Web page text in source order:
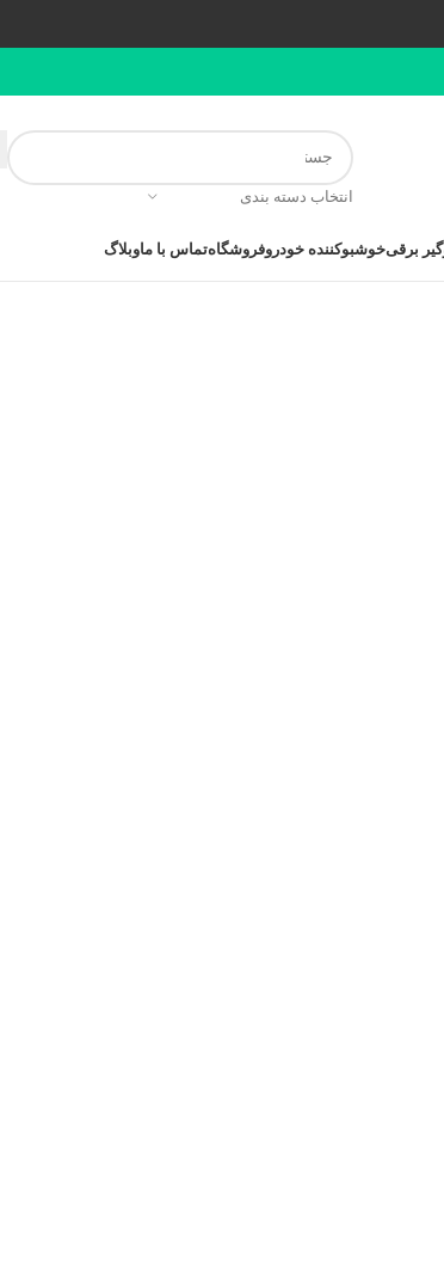
انتخاب دسته بندی
برقیخوشبوکننده خودروفروشگاهتماس با ماوبلاگ